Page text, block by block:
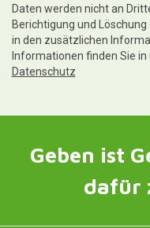
Daten werden nicht an
Berichtigung und
in den zusätzlichen
Informationen finden Sie in
Datenschutz
Geben ist
dafür